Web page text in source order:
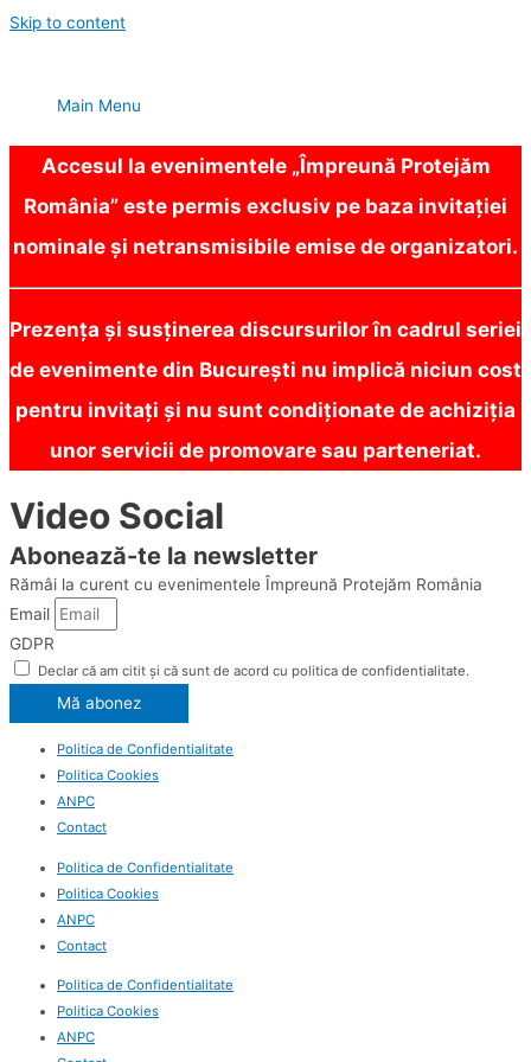
Skip to content
Main Menu
Accesul la evenimentele „Împreună Protejăm
România” este permis exclusiv pe baza invitației
nominale și netransmisibile emise de organizatori.
Prezența și susținerea discursurilor în cadrul seriei
de evenimente din București nu implică niciun cost
pentru invitați și nu sunt condiționate de achiziția
unor servicii de promovare sau parteneriat.
Video Social
Abonează-te la newsletter
Rămâi la curent cu evenimentele Împreună Protejăm România
Email
GDPR
Declar că am citit și că sunt de acord cu politica de confidentialitate.
Mă abonez
Politica de Confidentialitate
Politica Cookies
ANPC
Contact
Politica de Confidentialitate
Politica Cookies
ANPC
Contact
Politica de Confidentialitate
Politica Cookies
ANPC